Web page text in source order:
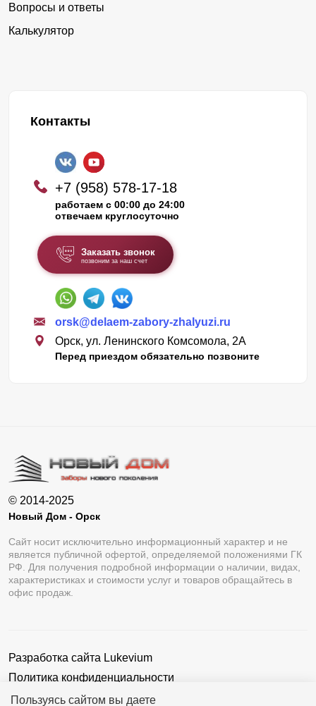
Пользуясь сайтом вы даете
Вопросы и ответы
Калькулятор
Контакты
+7 (958) 578-17-18
работаем с 00:00 до 24:00
отвечаем круглосуточно
Заказать звонок
позвоним за наш счет
orsk@delaem-zabory-zhalyuzi.ru
Орск, ул. Ленинского Комсомола, 2А
Перед приездом обязательно позвоните
© 2014-2025
Новый Дом - Орск
Сайт носит исключительно информационный характер и не
является публичной офертой, определяемой положениями ГК
РФ. Для получения подробной информации о наличии, видах,
характеристиках и стоимости услуг и товаров обращайтесь в
офис продаж.
Разработка сайта Lukevium
Политика конфиденциальности
Пользовательское соглашение